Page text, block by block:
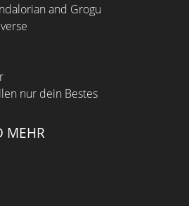
and Grogu
nur dein Bestes
MEHR